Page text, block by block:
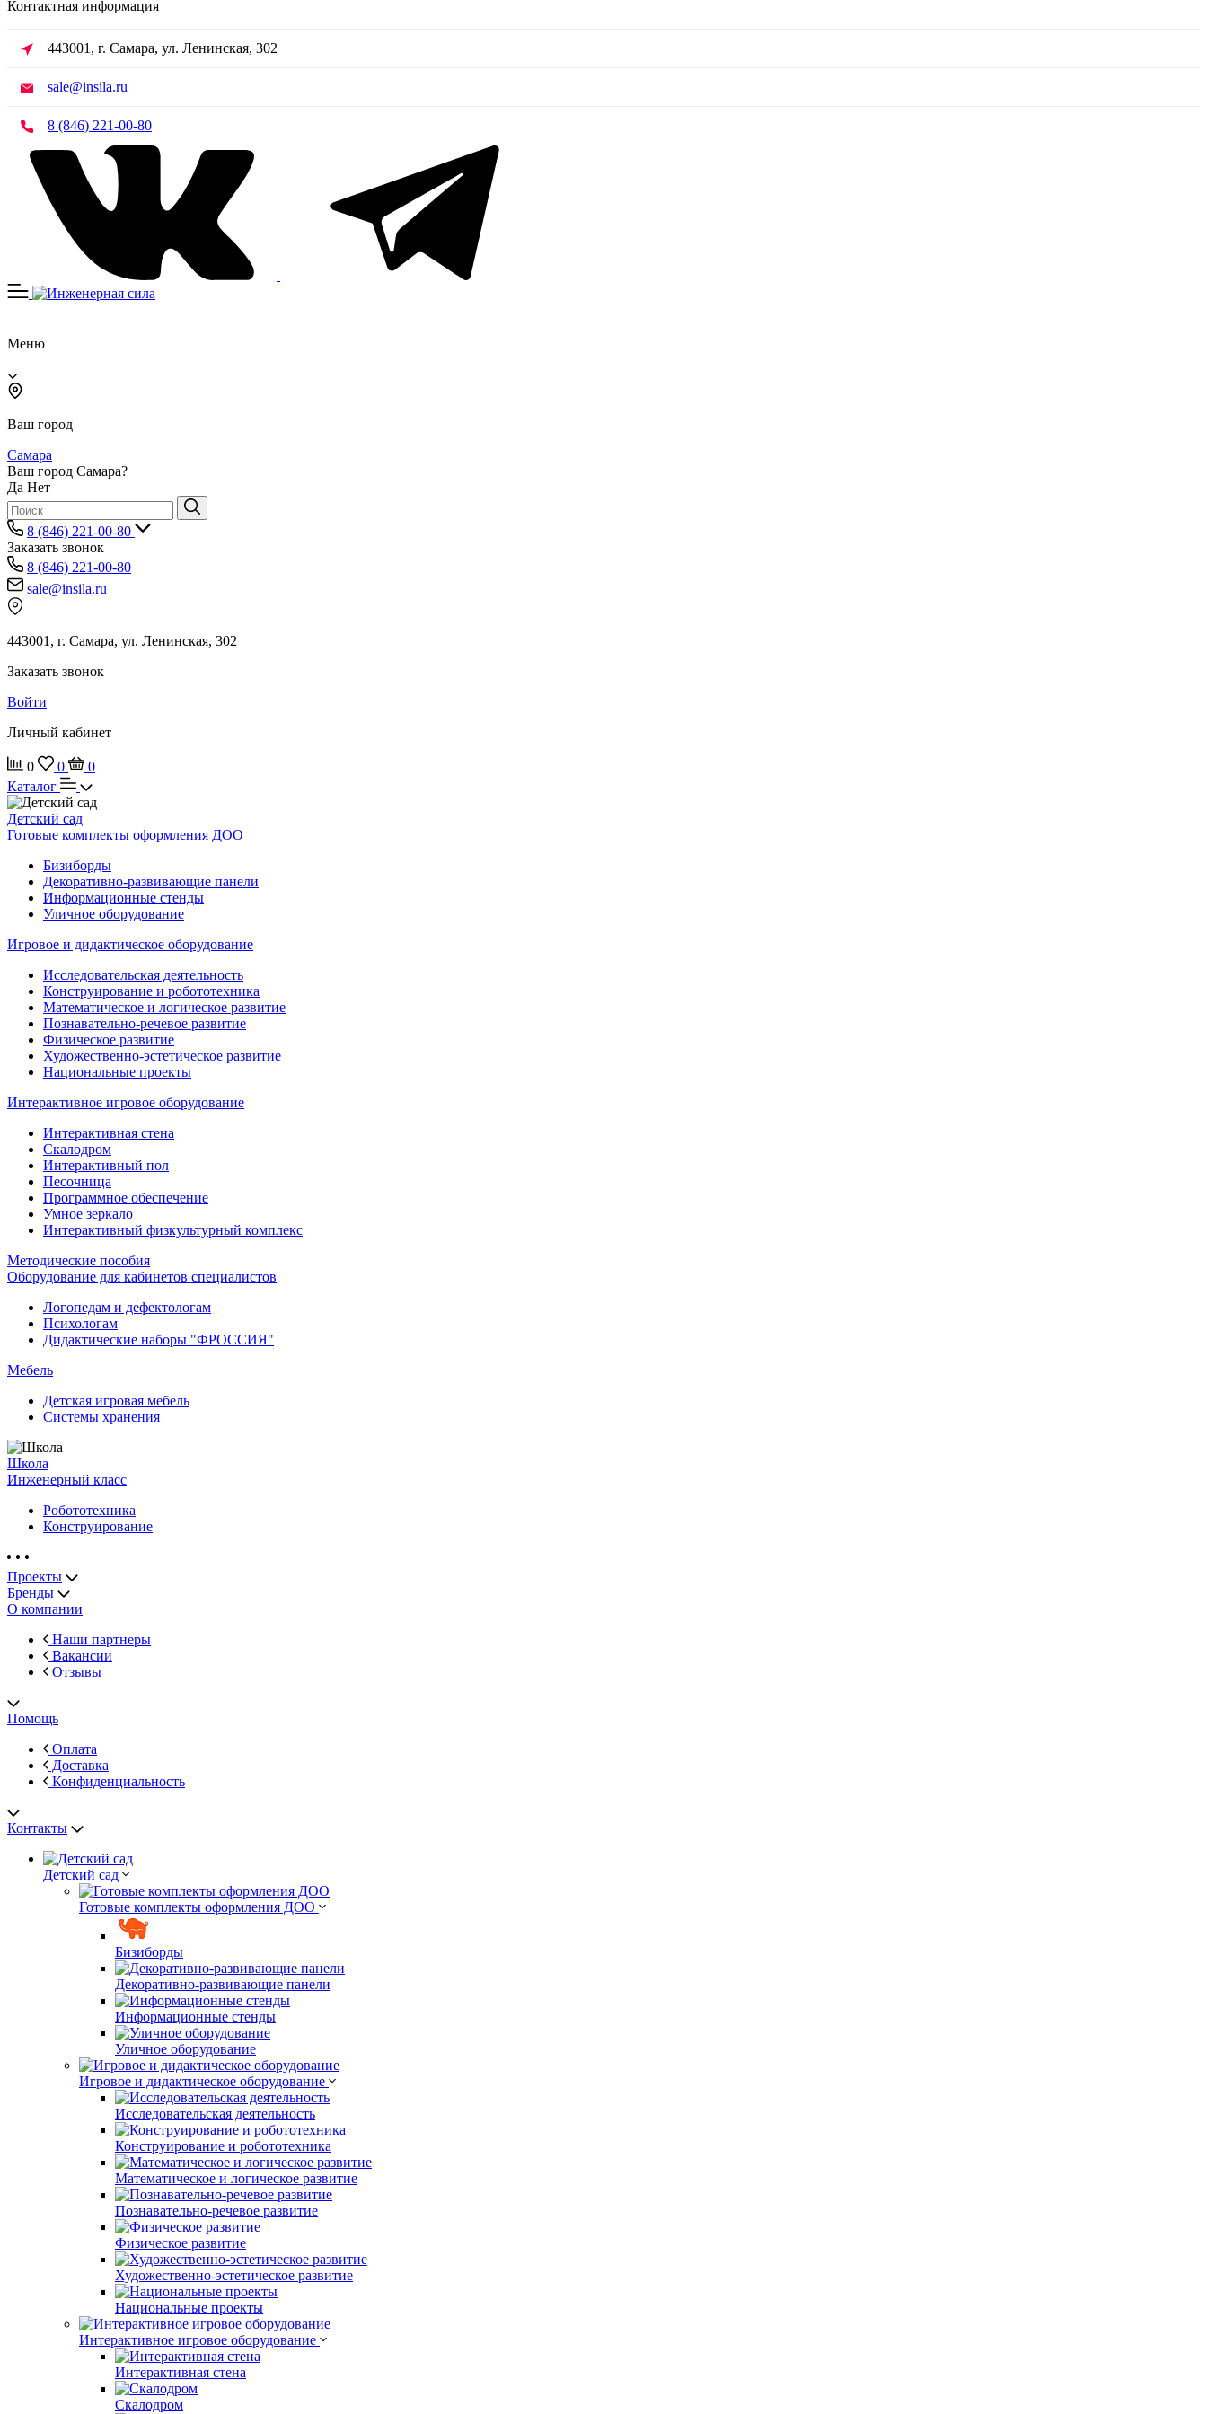
Контактная информация
443001, г. Самара, ул. Ленинская, 302
sale@insila.ru
8 (846) 221-00-80
Меню
Ваш город
Самара
Ваш город Самара?
Да Нет
8 (846) 221-00-80
Заказать звонок
8 (846) 221-00-80
sale@insila.ru
443001, г. Самара, ул. Ленинская, 302
Заказать звонок
Войти
Личный кабинет
0 0
0
Каталог
Детский сад
Готовые комплекты оформления ДОО
Бизиборды
Декоративно-развивающие панели
Информационные стенды
Уличное оборудование
Игровое и дидактическое оборудование
Исследовательская деятельность
Конструирование и робототехника
Математическое и логическое развитие
Познавательно-речевое развитие
Физическое развитие
Художественно-эстетическое развитие
Национальные проекты
Интерактивное игровое оборудование
Интерактивная стена
Скалодром
Интерактивный пол
Песочница
Программное обеспечение
Умное зеркало
Интерактивный физкультурный комплекс
Методические пособия
Оборудование для кабинетов специалистов
Логопедам и дефектологам
Психологам
Дидактические наборы "ФРОССИЯ"
Мебель
Детская игровая мебель
Системы хранения
Школа
Инженерный класс
Робототехника
Конструирование
Проекты
Бренды
О компании
Наши партнеры
Вакансии
Отзывы
Помощь
Оплата
Доставка
Конфиденциальность
Контакты
Детский сад
Готовые комплекты оформления ДОО
Бизиборды
Декоративно-развивающие панели
Информационные стенды
Уличное оборудование
Игровое и дидактическое оборудование
Исследовательская деятельность
Конструирование и робототехника
Математическое и логическое развитие
Познавательно-речевое развитие
Физическое развитие
Художественно-эстетическое развитие
Национальные проекты
Интерактивное игровое оборудование
Интерактивная стена
Скалодром